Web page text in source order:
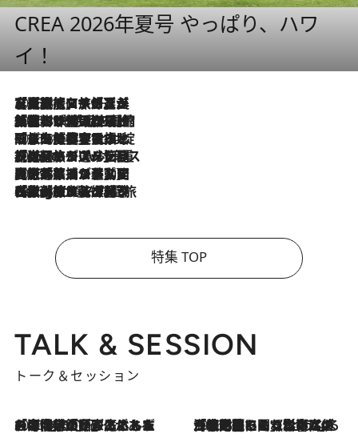
CREA 2026年夏号 やっぱり、ハワ
イ！
2026.8.7
【厳選旅コスメ】「多機能アイテムがメイン！」旅好き美容エディターが選んだ夏旅ベストコスメを発表【Mサイズジップ】
2026.8.6
「荷物が増えるほど旅ストレスは増す」美容ジャーナリストがたどり着いた最終結論。“化粧品を劇的に減らす”感動の凝縮美容とは
2026.8.6
「旅先には金髪ウィッグを持参」日本と同じメイクでは損してる!? 美容ジャーナリストが提案する“掟破りの旅美容”とは
2026.8.6
【厳選旅コスメ】「身軽さ＆UV対策重視！」ヘアアーティストshucoが選んだ夏旅ベストコスメを発表【Mサイズジップ】
2026.8.5
【厳選旅コスメ】国内をあちこち移動する河井菜摘が選んだ夏旅ベストコスメ発表！「リラックスアイテムはマスト」【Mサイズジップ】
2026.8.4
【厳選旅コスメ】「紫外線＆乾燥対策しながらメイク感も！」ヘア＆メイクGeorgeが選んだ夏旅ベストコスメを発表！【Mサイズジップ】
特集 TOP
TALK & SESSION
トーク＆セッション
2026.8.3
「今後値上げがあるとすれば…」「リスクがあるのは今年の冬」エネルギー専門家が語る、ホルムズ海峡封鎖が家庭にもたらす“ある心配” 2026.8.3
「住宅建てられない…」「サーチャージ料の高値が続いている」ホルムズ海峡封鎖による影響はいつまで続く？《エネルギー専門家に聞く“どうなる日本の暮らし”》